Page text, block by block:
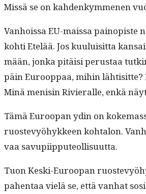
Mis­sä se on kah­denkymme­nen
Van­hois­sa EU-mais­sa pain­opiste
kohti Etelää. Jos kuu­luisit­ta
mään, jon­ka pitäisi perus­taa
päin Euroop­paa, mihin lähtisitte?
Minä menisin Riv­ier­alle, enkä
Tämä Euroopan ydin on
ruostevyöhyk­keen kohtalon.
vaa savupiipputeollisuutta.
Tuon Kes­ki-Euroopan
pahen­taa vielä se, että van­hat